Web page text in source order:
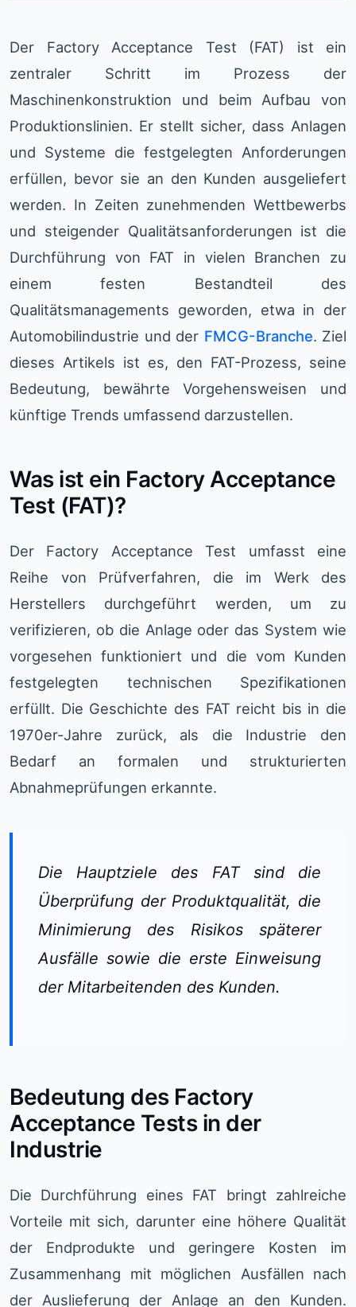
Der Factory Acceptance Test (FAT) ist ein
zentraler Schritt im Prozess der
Maschinenkonstruktion und beim Aufbau von
Produktionslinien. Er stellt sicher, dass Anlagen
und Systeme die festgelegten Anforderungen
erfüllen, bevor sie an den Kunden ausgeliefert
werden. In Zeiten zunehmenden Wettbewerbs
und steigender Qualitätsanforderungen ist die
Durchführung von FAT in vielen Branchen zu
einem festen Bestandteil des
Qualitätsmanagements geworden, etwa in der
Automobilindustrie und der FMCG-Branche. Ziel
dieses Artikels ist es, den FAT-Prozess, seine
Bedeutung, bewährte Vorgehensweisen und
künftige Trends umfassend darzustellen.
Was ist ein Factory Acceptance
Test (FAT)?
Der Factory Acceptance Test umfasst eine
Reihe von Prüfverfahren, die im Werk des
Herstellers durchgeführt werden, um zu
verifizieren, ob die Anlage oder das System wie
vorgesehen funktioniert und die vom Kunden
festgelegten technischen Spezifikationen
erfüllt. Die Geschichte des FAT reicht bis in die
1970er-Jahre zurück, als die Industrie den
Bedarf an formalen und strukturierten
Abnahmeprüfungen erkannte.
Die Hauptziele des FAT sind die
Überprüfung der Produktqualität, die
Minimierung des Risikos späterer
Ausfälle sowie die erste Einweisung
der Mitarbeitenden des Kunden.
Bedeutung des Factory
Acceptance Tests in der
Industrie
Die Durchführung eines FAT bringt zahlreiche
Vorteile mit sich, darunter eine höhere Qualität
der Endprodukte und geringere Kosten im
Zusammenhang mit möglichen Ausfällen nach
der Auslieferung der Anlage an den Kunden.